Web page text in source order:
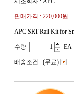
판매가격 : 220,000원
APC SRT Rail Kit for
수량 EA
배송조건 : (무료)